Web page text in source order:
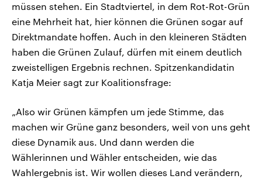
müssen stehen. Ein Stadtviertel, in dem Rot-Rot-Grün
eine Mehrheit hat, hier können die Grünen sogar auf
Direktmandate hoffen. Auch in den kleineren Städten
haben die Grünen Zulauf, dürfen mit einem deutlich
zweistelligen Ergebnis rechnen. Spitzenkandidatin
Katja Meier sagt zur Koalitionsfrage:
„Also wir Grünen kämpfen um jede Stimme, das
machen wir Grüne ganz besonders, weil von uns geht
diese Dynamik aus. Und dann werden die
Wählerinnen und Wähler entscheiden, wie das
Wahlergebnis ist. Wir wollen dieses Land verändern,